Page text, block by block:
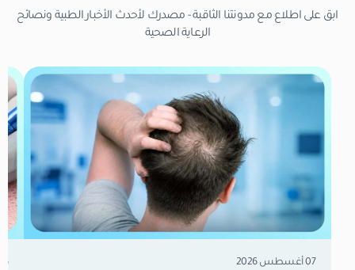
ابق على اطلاع مع مدونتنا الثاقبة - مصدرك لأحدث الأخبار الطبية ونصائح
الرعاية الصحية
07 أغسطس 2026